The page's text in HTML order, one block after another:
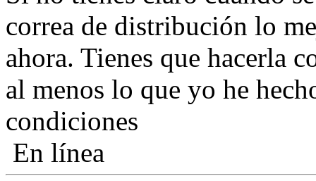
correa de distribución lo
ahora. Tienes que hacerla
al menos lo que yo he
condiciones
En línea